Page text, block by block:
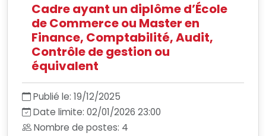
Cadre ayant un diplôme d’École
de Commerce ou Master en
Finance, Comptabilité, Audit,
Contrôle de gestion ou
équivalent
Publié le: 19/12/2025
Date limite: 02/01/2026 23:00
Nombre de postes: 4